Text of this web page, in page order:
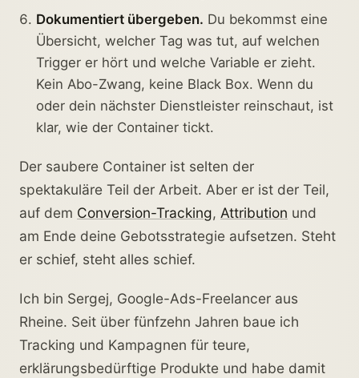
Dokumentiert übergeben. Du bekommst eine
Übersicht, welcher Tag was tut, auf welchen
Trigger er hört und welche Variable er zieht.
Kein Abo-Zwang, keine Black Box. Wenn du
oder dein nächster Dienstleister reinschaut, ist
klar, wie der Container tickt.
Der saubere Container ist selten der
spektakuläre Teil der Arbeit. Aber er ist der Teil,
auf dem Conversion-Tracking, Attribution und
am Ende deine Gebotsstrategie aufsetzen. Steht
er schief, steht alles schief.
Ich bin Sergej, Google-Ads-Freelancer aus
Rheine. Seit über fünfzehn Jahren baue ich
Tracking und Kampagnen für teure,
erklärungsbedürftige Produkte und habe damit